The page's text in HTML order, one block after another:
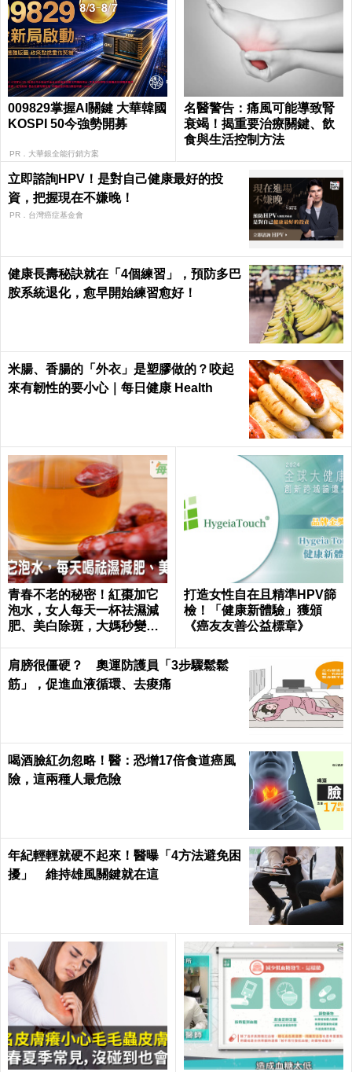
009829掌握AI關鍵 大華韓國
KOSPI 50今強勢開募
PR．大華銀全能行銷方案
名醫警告：痛風可能導致腎
衰竭！揭重要治療關鍵、飲
食與生活控制方法
立即諮詢HPV！是對自己健康最好的投
資，把握現在不嫌晚！
PR．台灣癌症基金會
健康長壽秘訣就在「4個練習」，預防多巴
胺系統退化，愈早開始練習愈好！
米腸、香腸的「外衣」是塑膠做的？咬起
來有韌性的要小心｜每日健康 Health
青春不老的秘密！紅棗加它
泡水，女人每天一杯祛濕減
肥、美白除斑，大媽秒變少
打造女性自在且精準HPV篩
檢！「健康新體驗」獲頒
《癌友友善公益標章》
肩膀很僵硬？ 奧運防護員「3步驟鬆鬆
筋」，促進血液循環、去痠痛
喝酒臉紅勿忽略！醫：恐增17倍食道癌風
險，這兩種人最危險
年紀輕輕就硬不起來！醫曝「4方法避免困
擾」 維持雄風關鍵就在這